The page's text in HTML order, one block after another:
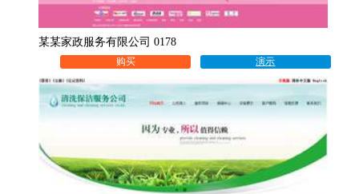
某某家政服务有限公司 0178
购买 演示